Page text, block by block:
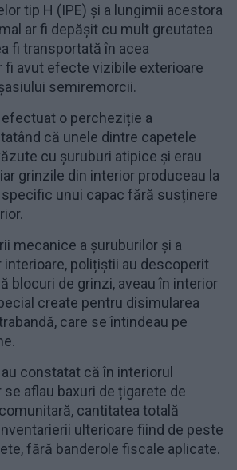
tip H (IPE) și a lungimii acestora
ar fi depășit cu mult greutatea
fi transportată în acea
fi avut efecte vizibile exterioare
semiremorcii.
o percheziție a
că unele dintre capetele
cu șuruburi atipice și erau
grinzile din interior produceau la
unui capac fără susținere
mecanice a șuruburilor și a
polițiștii au descoperit
blocuri de grinzi, aveau în interior
create pentru disimularea
care se întindeau pe
constatat că în interiorul
aflau baxuri de țigarete de
cantitatea totală
ulterioare fiind de peste
fără banderole fiscale aplicate.